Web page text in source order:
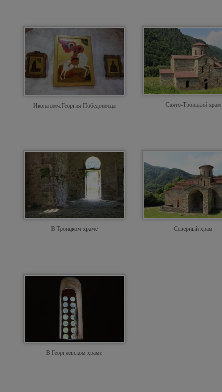
Икона вмч.Георгия Победоносца Свято-Троицкий храм
В Троицком храме Северный храм
В Георгиевском храме